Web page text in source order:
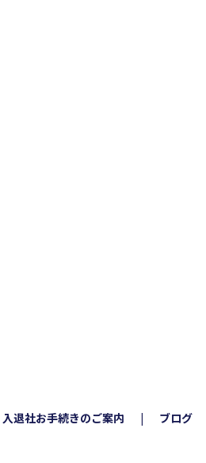
入退社お手続きのご案内 ブログ